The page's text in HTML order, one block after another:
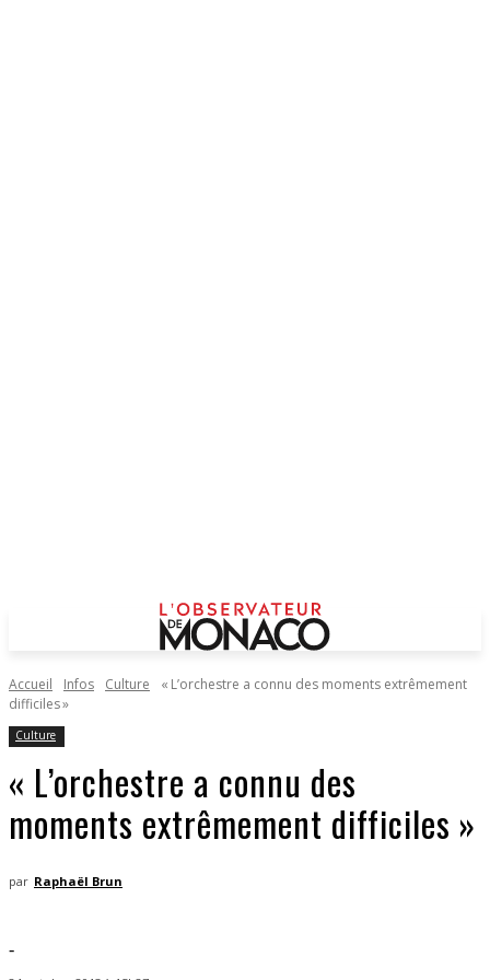
Accueil Infos Culture
« L’orchestre a connu des moments extrêmement
difficiles »
Culture
« L’orchestre a connu des
moments extrêmement difficiles »
par Raphaël Brun
-